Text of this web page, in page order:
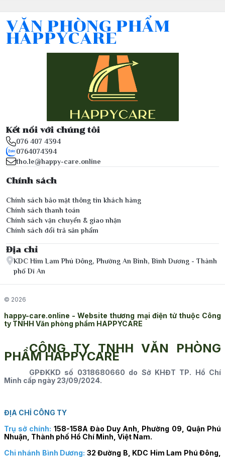
VĂN PHÒNG PHẨM
HAPPYCARE
Kết nối với chúng tôi
076 407 4394
0764074394
tho.le@happy-care.online
Chính sách
Chính sách bảo mật thông tin khách hàng
Chính sách thanh toán
Chính sách vận chuyển & giao nhận
Chính sách đổi trả sản phẩm
Địa chỉ
KDC Him Lam Phú Đông, Phường An Bình, Bình Dương - Thành
phố Dĩ An
© 2026
happy-care.online - Website thương mại điện tử thuộc Công
ty TNHH Văn phòng phẩm HAPPYCARE
CÔNG TY TNHH VĂN PHÒNG
PHẨM HAPPYCARE
GPĐKKD số 0318680660 do Sở KHĐT TP. Hồ Chí
Minh cấp ngày 23/09/2024.
ĐỊA CHỈ CÔNG TY
Trụ sở chính: 158-158A Đào Duy Anh, Phường 09, Quận Phú
Nhuận, Thành phố Hồ Chí Minh, Việt Nam.
Chi nhánh Bình Dương: 32 Đường B, KDC Him Lam Phú Đông,